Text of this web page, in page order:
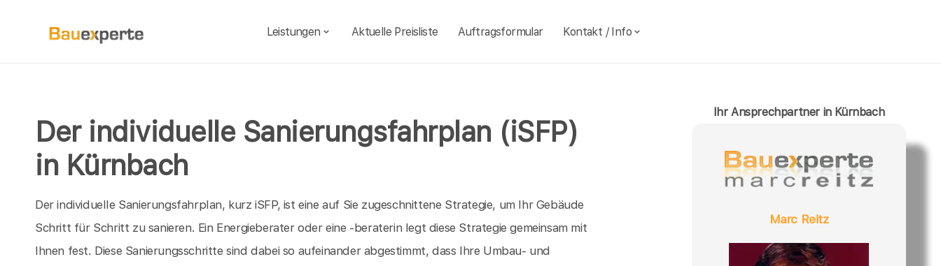
Leistungen Aktuelle Preisliste Auftragsformular Kontakt / Info
Der individuelle Sanierungsfahrplan (iSFP)
in Kürnbach
Der individuelle Sanierungsfahrplan, kurz iSFP, ist eine auf Sie zugeschnittene Strategie, um Ihr Gebäude
Schritt für Schritt zu sanieren. Ein Energieberater oder eine -beraterin legt diese Strategie gemeinsam mit
Ihnen fest. Diese Sanierungsschritte sind dabei so aufeinander abgestimmt, dass Ihre Umbau- und
Ihr Ansprechpartner in Kürnbach
Marc Reitz